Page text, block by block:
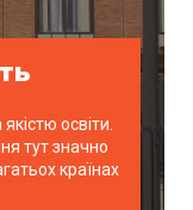
освіти.
тут значно
країнах